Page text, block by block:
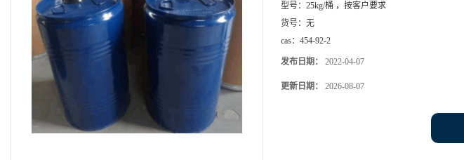
型号： 25kg/桶 ，按客户要求
货号： 无
cas： 454-92-2
发布日期： 2022-04-07
更新日期： 2026-08-07